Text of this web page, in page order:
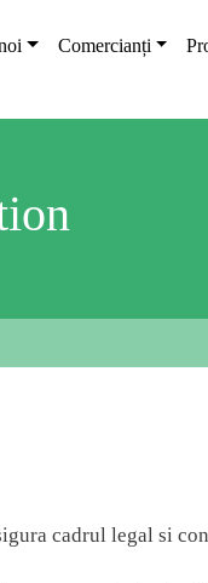
Comercianți
cadrul legal si